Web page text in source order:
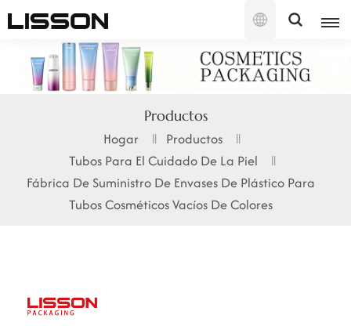
Español
English
français
русский
español
Productos
Hogar
Productos
Tubos Para El Cuidado De La Piel
Fábrica De Suministro De Envases De Plástico Para
Tubos Cosméticos Vacíos De Colores